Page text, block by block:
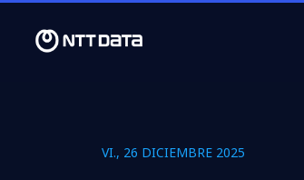
VI., 26 DICIEMBRE 2025